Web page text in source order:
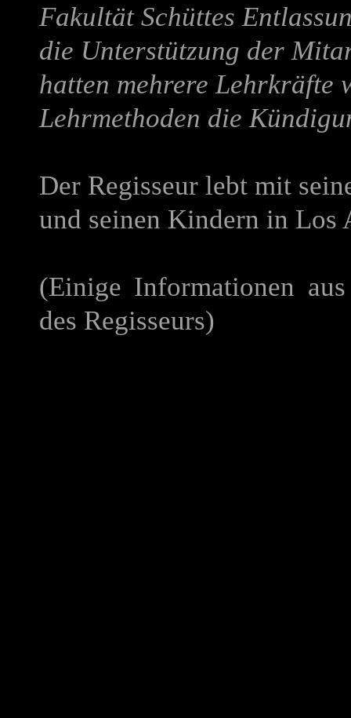
Fakultät Schüttes
die Unterstützung der
hatten mehrere Lehrkräfte
Lehrmethoden die
Der Regisseur lebt mit
und seinen Kindern in Los
(Einige Informationen
des Regisseurs)